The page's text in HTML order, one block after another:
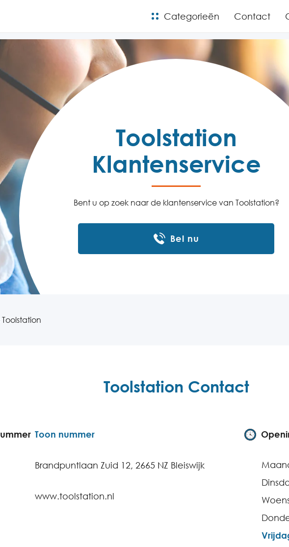
Categorieën Contact
Toolstation
Klantenservice
Bent u op zoek naar de klantenservice van Toolstation?
Bel nu
Toolstation
Toolstation Contact
Toon nummer
Brandpuntlaan Zuid 12, 2665 NZ Bleiswijk
www.toolstation.nl